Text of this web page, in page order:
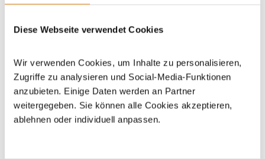
Diese Webseite verwendet Cookies
Wir verwenden Cookies, um Inhalte zu personalisieren,
Zugriffe zu analysieren und Social-Media-Funktionen
anzubieten. Einige Daten werden an Partner
weitergegeben. Sie können alle Cookies akzeptieren,
ablehnen oder individuell anpassen.
BEWERTUNGEN (0)
WICHTIGE INFOS
Artikeldatenblatt drucken Frage zum Artikel